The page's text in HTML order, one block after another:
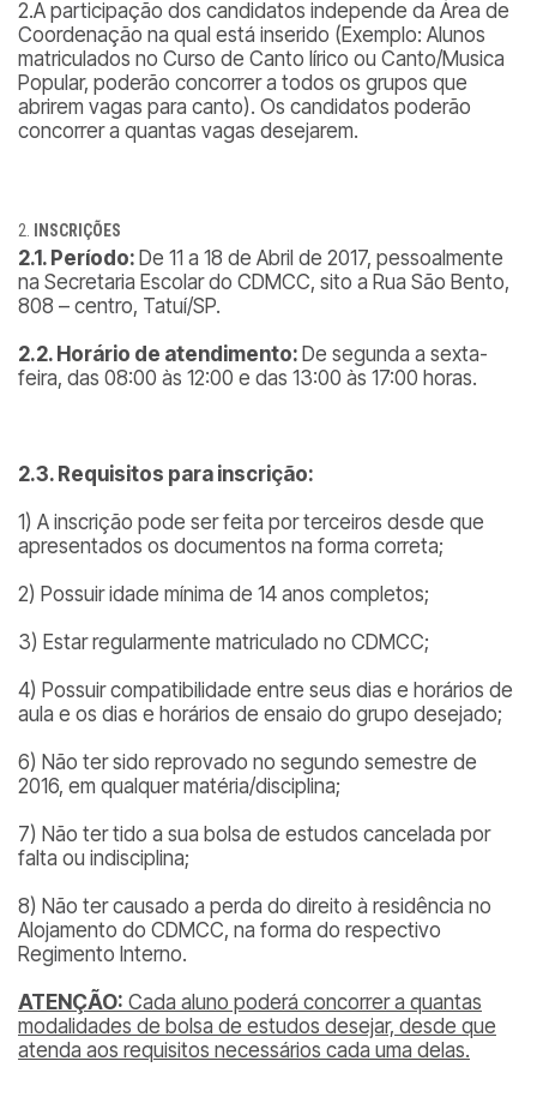
2.A participação dos candidatos independe da Área de
Coordenação na qual está inserido (Exemplo: Alunos
matriculados no Curso de Canto lírico ou Canto/Musica
Popular, poderão concorrer a todos os grupos que
abrirem vagas para canto). Os candidatos poderão
concorrer a quantas vagas desejarem.
INSCRIÇÕES
2.1. Período: De 11 a 18 de Abril de 2017, pessoalmente
na Secretaria Escolar do CDMCC, sito a Rua São Bento,
808 – centro, Tatuí/SP.
2.2. Horário de atendimento: De segunda a sexta-
feira, das 08:00 às 12:00 e das 13:00 às 17:00 horas.
2.3. Requisitos para inscrição:
1) A inscrição pode ser feita por terceiros desde que
apresentados os documentos na forma correta;
2) Possuir idade mínima de 14 anos completos;
3) Estar regularmente matriculado no CDMCC;
4) Possuir compatibilidade entre seus dias e horários de
aula e os dias e horários de ensaio do grupo desejado;
6) Não ter sido reprovado no segundo semestre de
2016, em qualquer matéria/disciplina;
7) Não ter tido a sua bolsa de estudos cancelada por
falta ou indisciplina;
8) Não ter causado a perda do direito à residência no
Alojamento do CDMCC, na forma do respectivo
Regimento Interno.
ATENÇÃO: Cada aluno poderá concorrer a quantas
modalidades de bolsa de estudos desejar, desde que
atenda aos requisitos necessários cada uma delas.